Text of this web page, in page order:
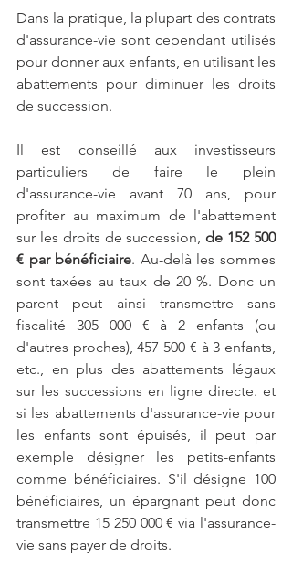
Dans la pratique, la plupart des contrats
d'assurance-vie sont cependant utilisés
pour donner aux enfants, en utilisant les
abattements pour diminuer les droits
de succession.
Il est conseillé aux investisseurs
particuliers de faire le plein
d'assurance-vie avant 70 ans, pour
profiter au maximum de l'abattement
sur les droits de succession, de 152 500
€ par bénéficiaire. Au-delà les sommes
sont taxées au taux de 20 %. Donc un
parent peut ainsi transmettre sans
fiscalité 305 000 € à 2 enfants (ou
d'autres proches), 457 500 € à 3 enfants,
etc., en plus des abattements légaux
sur les successions en ligne directe. et
si les abattements d'assurance-vie pour
les enfants sont épuisés, il peut par
exemple désigner les petits-enfants
comme bénéficiaires. S'il désigne 100
bénéficiaires, un épargnant peut donc
transmettre 15 250 000 € via l'assurance-
vie sans payer de droits.